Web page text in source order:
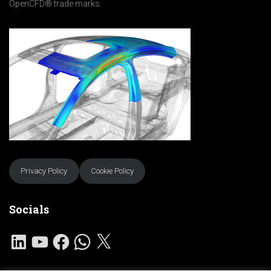
OpenCFD® trade marks.
Privacy Policy Cookie Policy
Socials
L
Y
O
F
A
W
H
A
X